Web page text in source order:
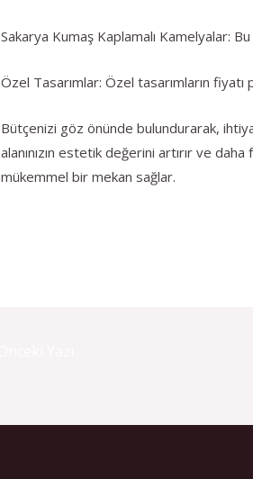
Sakarya Kumaş Kaplamalı Kamelyalar:
Özel Tasarımlar: Özel tasarımların fiyatı
Bütçenizi göz önünde bulundurarak,
alanınızın estetik değerini artırır ve
mükemmel bir mekan sağlar.